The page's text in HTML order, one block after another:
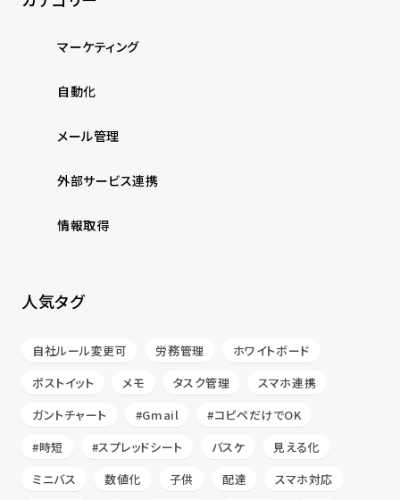
マーケティング
自動化
メール管理
外部サービス連携
情報取得
人気タグ
自社ルール変更可 労務管理
ホワイトボード
ポストイット
メモ タスク管理
スマホ連携
ガントチャート
#Gmail
#コピペだけでOK
#時短
#スプレッドシート バスケ
見える化
ミニバス
数値化 子供 配達
スマホ対応